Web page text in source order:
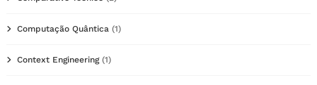
Computação Quântica (1)
Context Engineering(1)